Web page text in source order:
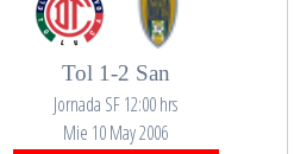
Tol 1-2 San
Jornada SF 12:00 hrs
Mie 10 May 2006